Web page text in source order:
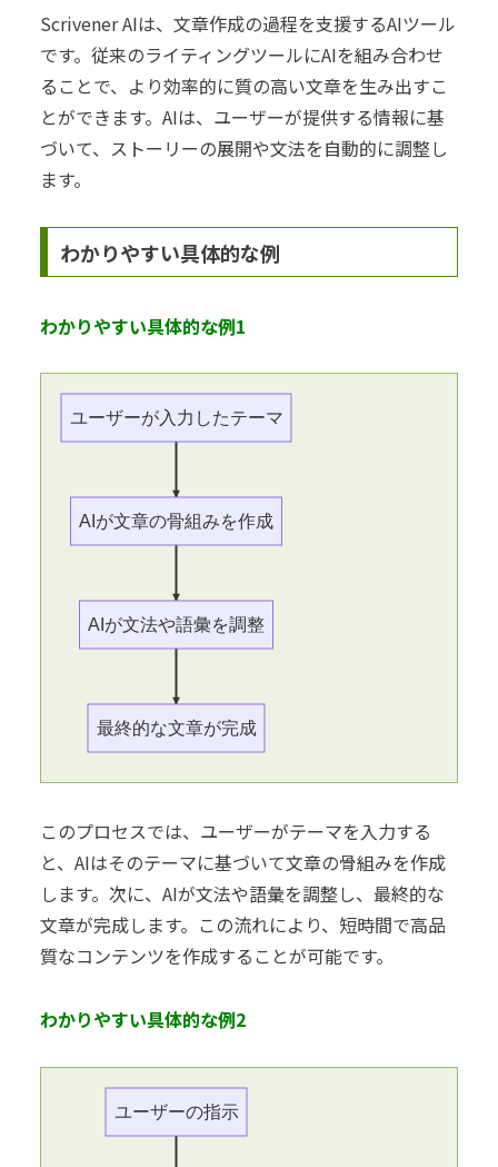
Scrivener AIは、文章作成の過程を支援するAIツール
です。従来のライティングツールにAIを組み合わせ
ることで、より効率的に質の高い文章を生み出すこ
とができます。AIは、ユーザーが提供する情報に基
づいて、ストーリーの展開や文法を自動的に調整し
ます。
わかりやすい具体的な例
わかりやすい具体的な例1
ユーザーが入力したテーマ
AIが文章の骨組みを作成
AIが文法や語彙を調整
最終的な文章が完成
このプロセスでは、ユーザーがテーマを入力する
と、AIはそのテーマに基づいて文章の骨組みを作成
します。次に、AIが文法や語彙を調整し、最終的な
文章が完成します。この流れにより、短時間で高品
質なコンテンツを作成することが可能です。
わかりやすい具体的な例2
ユーザーの指示